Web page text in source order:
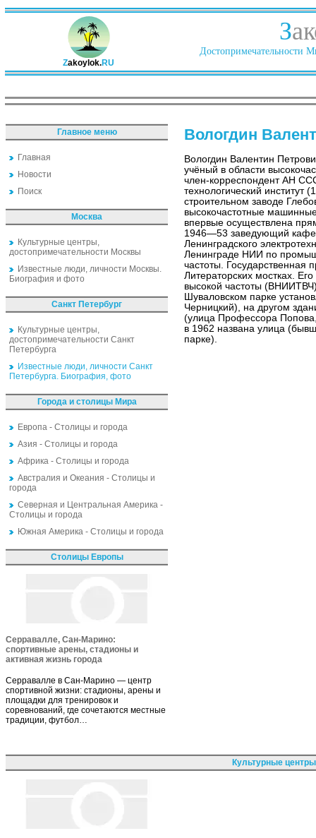
Zakoylok.RU
З
Достопримечательности
Главное меню
Главная
Новости
Поиск
Москва
Культурные центры,
достопримечательности Москвы
Известные люди, личности Москвы.
Биография и фото
Санкт Петербург
Культурные центры,
достопримечательности Санкт
Петербурга
Известные люди, личности Санкт
Петербурга. Биография, фото
Города и столицы Мира
Европа - Столицы и города
Азия - Столицы и города
Африка - Столицы и города
Австралия и Океания - Столицы и
города
Северная и Центральная Америка -
Столицы и города
Южная Америка - Столицы и города
Столицы Европы
Серравалле, Сан-Марино:
спортивные арены, стадионы и
активная жизнь города
Серравалле в Сан-Марино — центр
спортивной жизни: стадионы, арены и
площадки для тренировок и
соревнований, где сочетаются местные
традиции, футбол…
Вологдин
Вологдин Валентин
учёный в области
член-корреспондент АН
технологический институт
строительном заводе
высокочастотные
впервые осуществлена
1946—53 заведующий
Ленинградского
Ленинграде НИИ по
частоты.
Литераторских мостках.
высокой частоты
Шуваловском парке
Черницкий), на другом
(улица Профессора
в 1962 названа улица
парке).
Культурные